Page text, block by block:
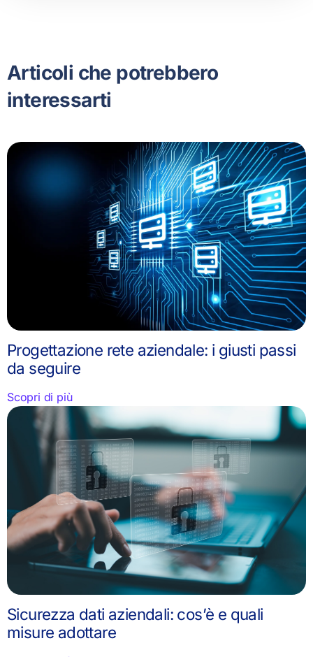
Articoli che potrebbero
interessarti
Progettazione rete aziendale: i giusti passi
da seguire
Scopri di più
Sicurezza dati aziendali: cos’è e quali
misure adottare